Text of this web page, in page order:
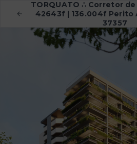
TORQUATO ∴ Corretor de
42643f | 136.004f Perito
37357